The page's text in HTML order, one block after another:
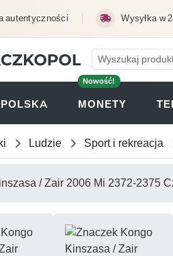
autentyczności Wysyłka w
POLSKA
Nowość!
MONETY
Ludzie Sport i rekreacja